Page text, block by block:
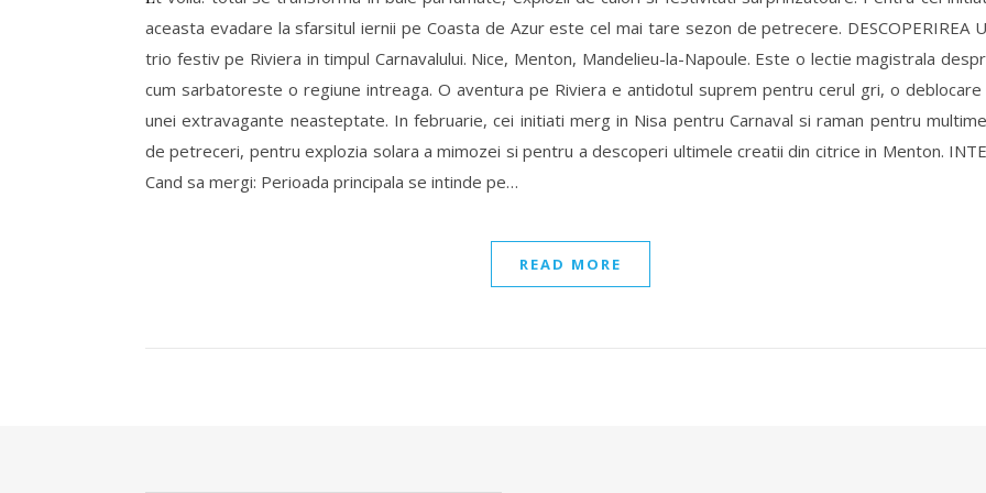
aceasta evadare la sfarsitul iernii pe Coasta de Azur este cel mai tare sezon de petrecere. DESCOPERIREA
trio festiv pe Riviera in timpul Carnavalului. Nice, Menton, Mandelieu-la-Napoule. Este o lectie magistrala
cum sarbatoreste o regiune intreaga. O aventura pe Riviera e antidotul suprem pentru cerul gri, o deblocare
unei extravagante neasteptate. In februarie, cei initiati merg in Nisa pentru Carnaval si raman pentru
de petreceri, pentru explozia solara a mimozei si pentru a descoperi ultimele creatii din citrice in Menton.
Cand sa mergi: Perioada principala se intinde pe…
READ MORE